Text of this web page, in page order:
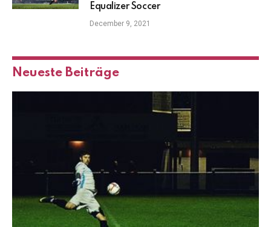
Equalizer Soccer
December 9, 2021
Neueste Beiträge